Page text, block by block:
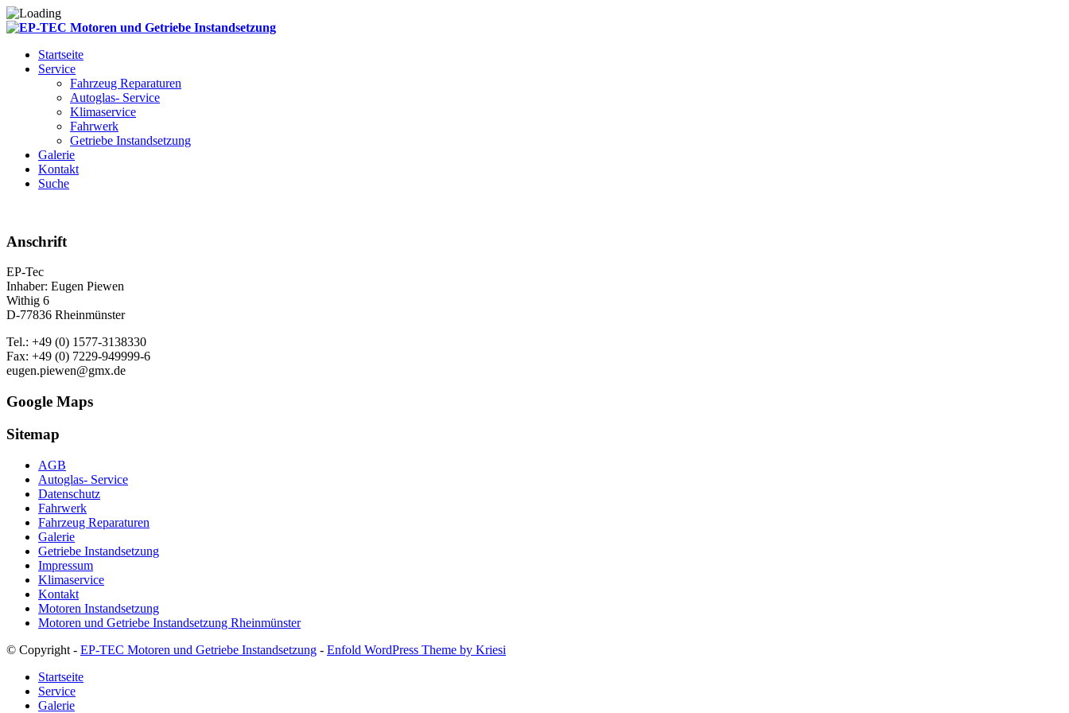
Startseite
Service
Fahrzeug Reparaturen
Autoglas- Service
Klimaservice
Fahrwerk
Getriebe Instandsetzung
Galerie
Kontakt
Suche
Anschrift
EP-Tec
Inhaber: Eugen Piewen
Withig 6
D-77836 Rheinmünster
Tel.: +49 (0) 1577-3138330
Fax: +49 (0) 7229-949999-6
eugen.piewen@gmx.de
Google Maps
Sitemap
AGB
Autoglas- Service
Datenschutz
Fahrwerk
Fahrzeug Reparaturen
Galerie
Getriebe Instandsetzung
Impressum
Klimaservice
Kontakt
Motoren Instandsetzung
Motoren und Getriebe Instandsetzung Rheinmünster
© Copyright - EP-TEC Motoren und Getriebe Instandsetzung - Enfold WordPress Theme by Kriesi
Startseite
Service
Galerie